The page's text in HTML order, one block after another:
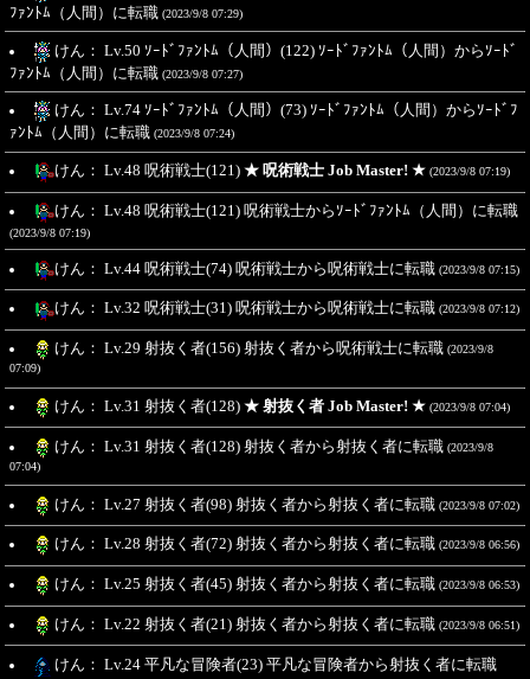
ﾌｧﾝﾄﾑ（人間）に転職 (2023/9/8 07:29)
けん： Lv.50 ｿｰﾄﾞﾌｧﾝﾄﾑ（人間）(122) ｿｰﾄﾞﾌｧﾝﾄﾑ（人間）からｿｰﾄﾞ
ﾌｧﾝﾄﾑ（人間）に転職 (2023/9/8 07:27)
けん： Lv.74 ｿｰﾄﾞﾌｧﾝﾄﾑ（人間）(73) ｿｰﾄﾞﾌｧﾝﾄﾑ（人間）からｿｰﾄﾞﾌ
ｧﾝﾄﾑ（人間）に転職 (2023/9/8 07:24)
けん： Lv.48 呪術戦士(121) ★ 呪術戦士 Job Master! ★ (2023/9/8 07:19)
けん： Lv.48 呪術戦士(121) 呪術戦士からｿｰﾄﾞﾌｧﾝﾄﾑ（人間）に転職
(2023/9/8 07:19)
けん： Lv.44 呪術戦士(74) 呪術戦士から呪術戦士に転職 (2023/9/8 07:15)
けん： Lv.32 呪術戦士(31) 呪術戦士から呪術戦士に転職 (2023/9/8 07:12)
けん： Lv.29 射抜く者(156) 射抜く者から呪術戦士に転職 (2023/9/8
07:09)
けん： Lv.31 射抜く者(128) ★ 射抜く者 Job Master! ★ (2023/9/8 07:04)
けん： Lv.31 射抜く者(128) 射抜く者から射抜く者に転職 (2023/9/8
07:04)
けん： Lv.27 射抜く者(98) 射抜く者から射抜く者に転職 (2023/9/8 07:02)
けん： Lv.28 射抜く者(72) 射抜く者から射抜く者に転職 (2023/9/8 06:56)
けん： Lv.25 射抜く者(45) 射抜く者から射抜く者に転職 (2023/9/8 06:53)
けん： Lv.22 射抜く者(21) 射抜く者から射抜く者に転職 (2023/9/8 06:51)
けん： Lv.24 平凡な冒険者(23) 平凡な冒険者から射抜く者に転職